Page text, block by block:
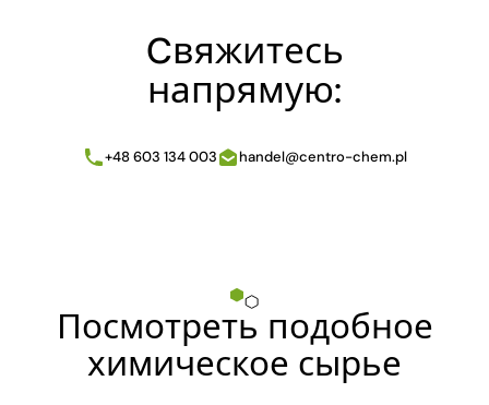
Cвяжитесь
напрямую:
+48 603 134 003 handel@centro-chem.pl
Посмотреть подобное
химическое сырье